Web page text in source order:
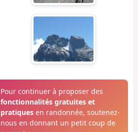
Pour continuer à proposer des
fonctionnalités gratuites et
pratiquesen randonnée, soutenez-
nous en donnant un petit coup de